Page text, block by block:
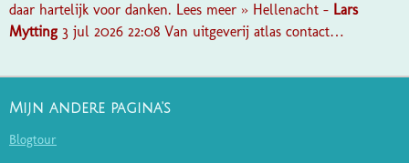
daar hartelijk voor danken. Lees meer » Hellenacht - Lars
Mytting 3 jul 2026 22:08 Van uitgeverij atlas contact…
Mijn andere pagina's
Blogtour